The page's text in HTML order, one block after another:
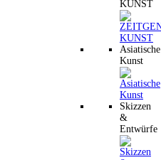
KUNST
Asiatische
Kunst
Skizzen
&
Entwürfe